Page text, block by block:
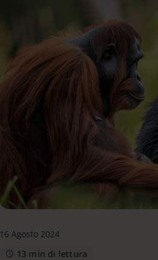
16 Agosto 2024
13 min di lettura